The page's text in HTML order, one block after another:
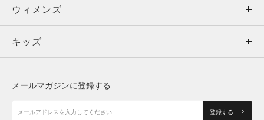
ウィメンズ
キッズ
アクセサリー
トップス
ボトムス
アクセサリー
ウィメンズ
トップス
シューズ
キッズ
メールマガジンに登録する
登録する